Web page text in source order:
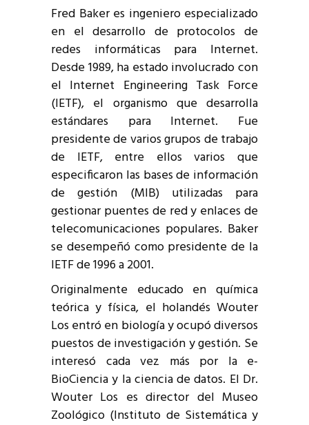
Fred Baker es ingeniero especializado
en el desarrollo de protocolos de
redes informáticas para Internet.
Desde 1989, ha estado involucrado con
el Internet Engineering Task Force
(IETF), el organismo que desarrolla
estándares para Internet. Fue
presidente de varios grupos de trabajo
de IETF, entre ellos varios que
especificaron las bases de información
de gestión (MIB) utilizadas para
gestionar puentes de red y enlaces de
telecomunicaciones populares. Baker
se desempeñó como presidente de la
IETF de 1996 a 2001.
Originalmente educado en química
teórica y física, el holandés Wouter
Los entró en biología y ocupó diversos
puestos de investigación y gestión. Se
interesó cada vez más por la e-
BioCiencia y la ciencia de datos. El Dr.
Wouter Los es director del Museo
Zoológico (Instituto de Sistemática y